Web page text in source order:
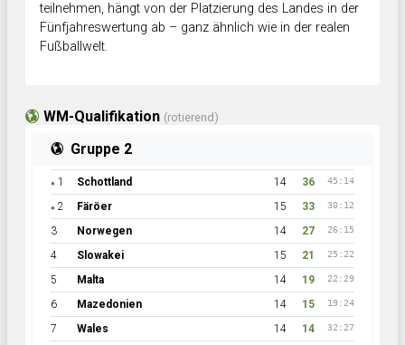
teilnehmen, hängt von der Platzierung des Landes in der
Fünfjahreswertung ab – ganz ähnlich wie in der realen
Fußballwelt.
WM-Qualifikation (rotierend)
Gruppe 2
● 1 Schottland 14 36 45:14
● 2 Färöer 15 33 30:12
3 Norwegen 14 27 26:15
4 Slowakei 15 21 25:22
5 Malta 14 19 22:29
6 Mazedonien 14 15 19:24
7 Wales 14 14 32:27